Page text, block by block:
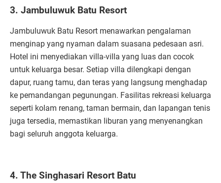
3. Jambuluwuk Batu Resort
Jambuluwuk Batu Resort menawarkan pengalaman
menginap yang nyaman dalam suasana pedesaan asri.
Hotel ini menyediakan villa-villa yang luas dan cocok
untuk keluarga besar. Setiap villa dilengkapi dengan
dapur, ruang tamu, dan teras yang langsung menghadap
ke pemandangan pegunungan. Fasilitas rekreasi keluarga
seperti kolam renang, taman bermain, dan lapangan tenis
juga tersedia, memastikan liburan yang menyenangkan
bagi seluruh anggota keluarga.
4. The Singhasari Resort Batu